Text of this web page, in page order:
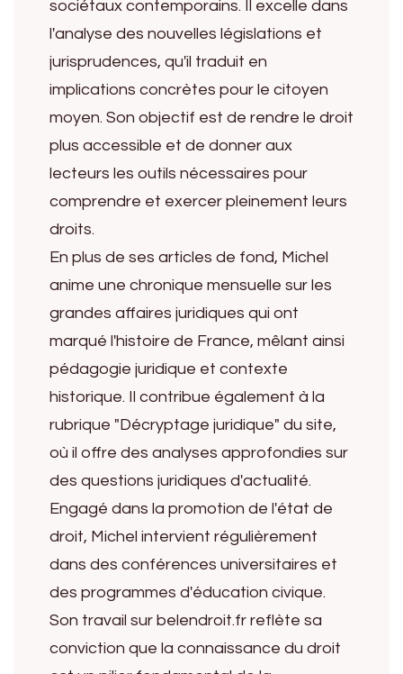
sociétaux contemporains. Il excelle dans
l'analyse des nouvelles législations et
jurisprudences, qu'il traduit en
implications concrètes pour le citoyen
moyen. Son objectif est de rendre le droit
plus accessible et de donner aux
lecteurs les outils nécessaires pour
comprendre et exercer pleinement leurs
droits.
En plus de ses articles de fond, Michel
anime une chronique mensuelle sur les
grandes affaires juridiques qui ont
marqué l'histoire de France, mêlant ainsi
pédagogie juridique et contexte
historique. Il contribue également à la
rubrique "Décryptage juridique" du site,
où il offre des analyses approfondies sur
des questions juridiques d'actualité.
Engagé dans la promotion de l'état de
droit, Michel intervient régulièrement
dans des conférences universitaires et
des programmes d'éducation civique.
Son travail sur belendroit.fr reflète sa
conviction que la connaissance du droit